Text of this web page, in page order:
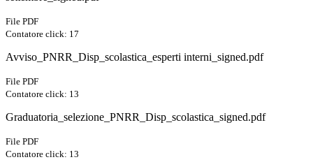
File PDF
Contatore click: 17
Avviso_PNRR_Disp_scolastica_esperti interni_signed.pdf
File PDF
Contatore click: 13
Graduatoria_selezione_PNRR_Disp_scolastica_signed.pdf
File PDF
Contatore click: 13